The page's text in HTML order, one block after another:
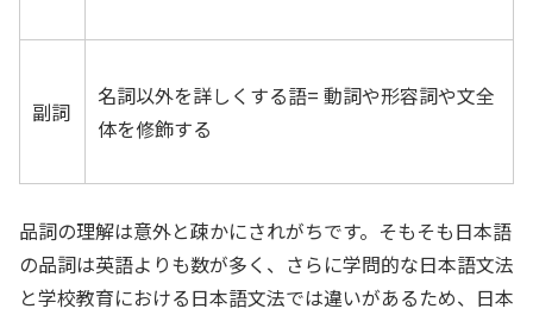
副詞
名詞以外を詳しくする語= 動詞や形容詞や文全
体を修飾する
品詞の理解は意外と疎かにされがちです。そもそも日本語
の品詞は英語よりも数が多く、さらに学問的な日本語文法
と学校教育における日本語文法では違いがあるため、日本